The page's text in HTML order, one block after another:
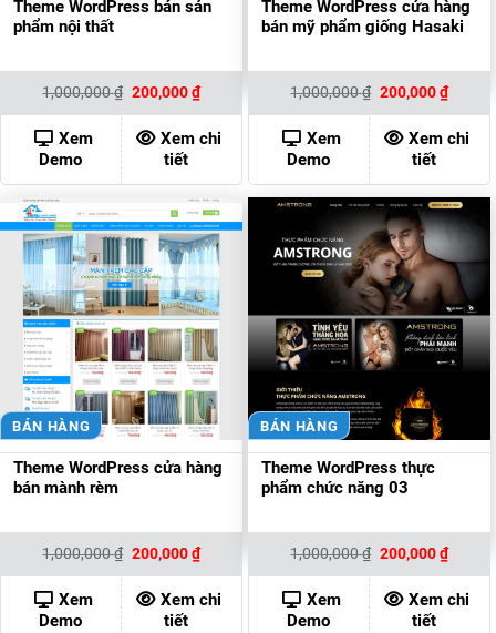
Theme WordPress bán sản
phẩm nội thất
1,000,000₫ Giá
gốc
là:
1,000,000 ₫.
200,000₫Giá
hiện
tại
là:
200,000 ₫.
Xem
Demo
Xem chi
tiết
Theme WordPress cửa hàng
bán mỹ phẩm giống Hasaki
1,000,000₫ Giá
gốc
là:
1,000,000 ₫.
200,000₫Giá
hiện
tại
là:
Xem
Demo
Xem chi
tiết
BÁN HÀNG
Theme WordPress cửa hàng
bán mành rèm
1,000,000₫ Giá
là:
1,000,000 ₫.
200,000₫Giá
hiện
tại
là:
200,000 ₫.
Xem
Demo
Xem chi
tiết
BÁN HÀNG
Theme WordPress thực
phẩm chức năng 03
1,000,000₫ Giá
là:
1,000,000 ₫.
200,000₫Giá
hiện
tại
là:
Xem
Demo
Xem chi
tiết